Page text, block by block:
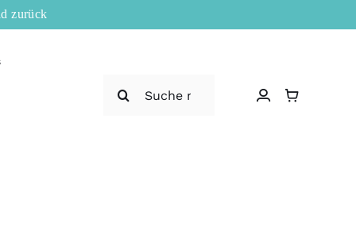
zurück
nach: